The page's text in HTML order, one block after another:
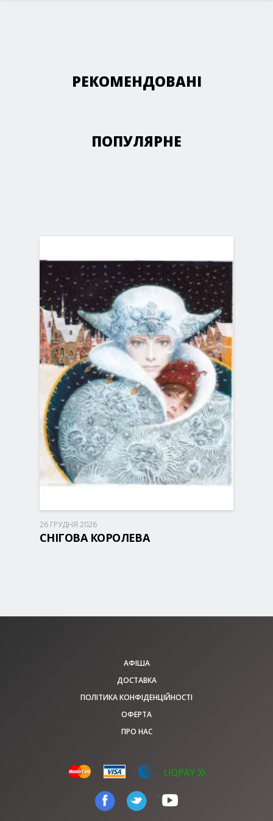
РЕКОМЕНДОВАНІ
ПОПУЛЯРНЕ
Палац Спорту
26 ГРУДНЯ 2026
СНІГОВА КОРОЛЕВА
АФІША
ДОСТАВКА
ПОЛІТИКА КОНФІДЕНЦІЙНОСТІ
ОФЕРТА
ПРО НАС